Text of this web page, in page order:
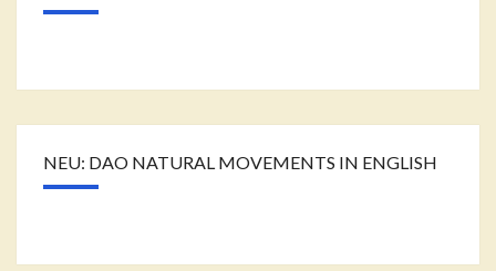
NEU: DAO NATURAL MOVEMENTS IN ENGLISH